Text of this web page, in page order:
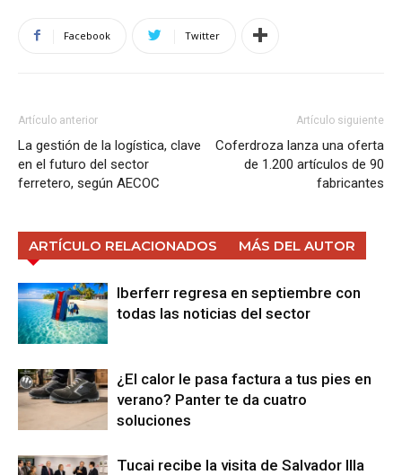
Facebook Twitter
Artículo anterior
La gestión de la logística, clave
en el futuro del sector
ferretero, según AECOC
Artículo siguiente
Coferdroza lanza una oferta
de 1.200 artículos de 90
fabricantes
ARTÍCULO RELACIONADOS MÁS DEL AUTOR
Iberferr regresa en septiembre con
todas las noticias del sector
¿El calor le pasa factura a tus pies en
verano? Panter te da cuatro
soluciones
Tucai recibe la visita de Salvador Illa